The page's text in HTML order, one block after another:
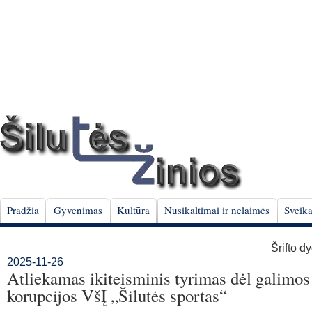
Pradžia Gyvenimas Kultūra Nusikaltimai ir nelaimės
Šrifto
2025-11-26
Atliekamas ikiteisminis tyrimas dėl galimos
korupcijos VšĮ „Šilutės sportas“